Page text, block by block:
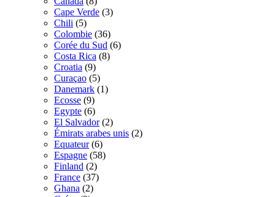
Cape Verde (3)
Chili (5)
Colombie (36)
Corée du Sud (6)
Costa Rica (8)
Croatia (9)
Curaçao (5)
Danemark (1)
Ecosse (9)
Egypte (6)
El Salvador (2)
Émirats arabes unis (2)
Equateur (6)
Espagne (58)
Finland (2)
France (37)
Ghana (2)